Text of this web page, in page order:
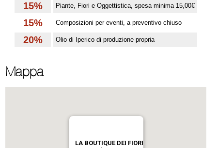
15% Piante, Fiori e Oggettistica, spesa minima 15,00€
15% Composizioni per eventi, a preventivo chiuso
20% Olio di Iperico di produzione propria
Mappa